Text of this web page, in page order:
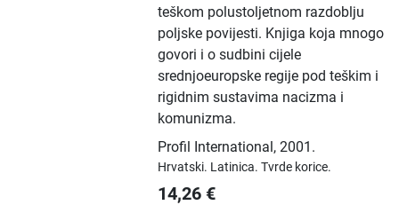
teškom polustoljetnom razdoblju
poljske povijesti. Knjiga koja mnogo
govori i o sudbini cijele
srednjoeuropske regije pod teškim i
rigidnim sustavima nacizma i
komunizma.
Profil International,2001.
Hrvatski. Latinica.Tvrde korice.
14,26 €